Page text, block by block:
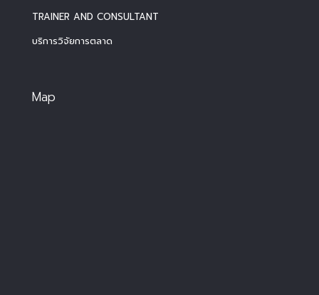
TRAINER AND CONSULTANT
บริการวิจัยการตลาด
Map